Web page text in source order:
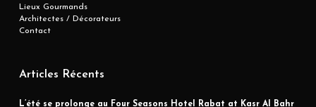
Lieux Gourmands
Architectes / Décorateurs
Contact
Articles Récents
L’été se prolonge au Four Seasons Hotel Rabat at Kasr Al Bahr